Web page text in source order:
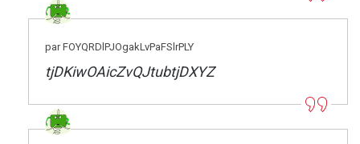
par FOYQRDlPJOgakLvPaFSlrPLY
tjDKiwOAicZvQJtubtjDXYZ